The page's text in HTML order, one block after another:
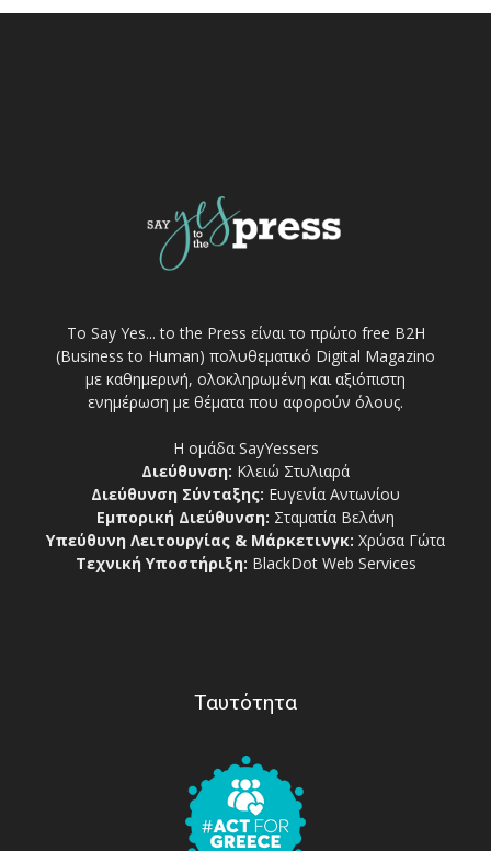
Το Say Yes... to the Press είναι το πρώτο free Β2Η
(Business to Human) πολυθεματικό Digital Magazino
με καθημερινή, ολοκληρωμένη και αξιόπιστη
ενημέρωση με θέματα που αφορούν όλους.
Η ομάδα SayYessers
Διεύθυνση: Κλειώ Στυλιαρά
Διεύθυνση Σύνταξης: Ευγενία Αντωνίου
Εμπορική Διεύθυνση: Σταματία Βελάνη
Υπεύθυνη Λειτουργίας & Μάρκετινγκ: Χρύσα Γώτα
Τεχνική Υποστήριξη: BlackDot Web Services
Ταυτότητα